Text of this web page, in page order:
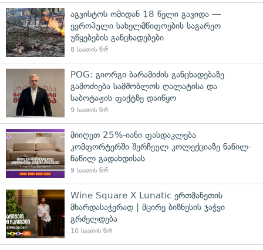
აგვისტოს ომიდან 18 წელი გავიდა —
ევროპული სახელმწიფოების საგარეო
უწყებების განცხადებები
8 საათის წინ
POG: გიორგი ბარამიძის განცხადებაზე
გამოძიება სამშობლოს ღალატისა და
საბოტაჟის ფაქტზე დაიწყო
9 საათის წინ
მიიღეთ 25%-იანი ფასდაკლება
კომფორტერში შერჩეულ კოლექციაზე ნაწილ-
ნაწილ გადახდისას
9 საათის წინ
Wine Square X Lunatic ერთმანეთის
მხარდასაჭერად | მცირე ბიზნესის ჯაჭვი
გრძელდება
10 საათის წინ